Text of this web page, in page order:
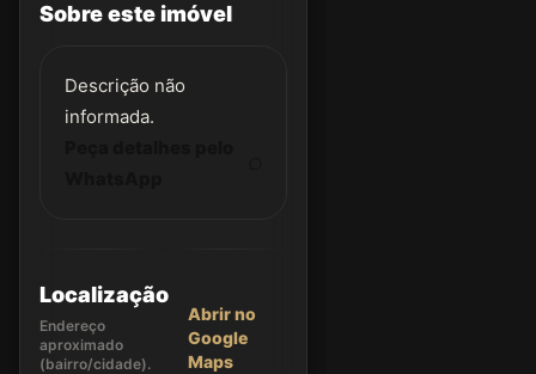
Sobre este imóvel
Descrição não
informada.
Localização
Endereço
aproximado
(bairro/cidade).
Abrir no
Google
Maps